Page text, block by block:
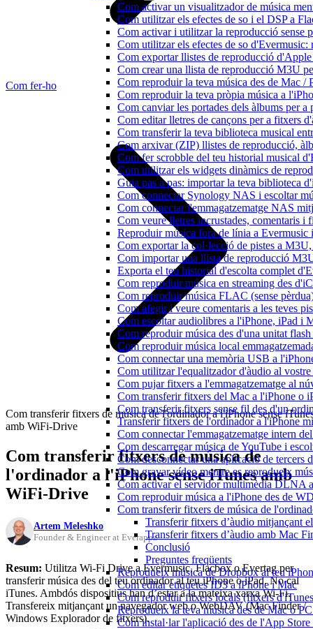
Com activar un visualitzador de música
Com utilitzar els efectes de so i el DSP a
Com activar i utilitzar la reproducció sense
Com utilitzar els efectes de so
Com exportar llistes de reproducció
Com crear una llista de reproducció M3U
Com reproduir la teva música des de
Com reproduir la teva pròpia música a
Com canviar les portades dels àlbums per
Com editar lletres de cançons per a fitxers
Com transferir la teva biblioteca musical
Com arxivar (ZIP) llistes de reproducció,
Com fer scrobble del teu historial musical
Com utilitzar els widgets dinàmics de
Guia pas a pas: importar la teva biblioteca
Com connectar Synology NAS i escoltar
Com connectar l'emmagatzematge NAS
Com veure lletres incrustades, comentaris
Reproduir música fora de línia a
Com exportar la col·lecció de pistes a
Com importar una llista de reproducció
Exporta el teu historial d'escolta complet
Com reproduir música en streaming des
Com reproduir música FLAC (sense
Com afegir i veure comentaris a les teves
Com escoltar audiolibres a l'iPhone, iPad i
Com reproduir música des d'una unitat
Com reproduir música local
Com connectar una memòria USB a
Com utilitzar l'equalitzador d'àudio al
Com pujar fitxers a l'emmagatzematge al
Com transferir fitxers del Mac a l'iPhone o
Com transferir fitxers sense fil des d'un
Transferir fitxers de l'ordinador a l'iPhone
Com connectar l'emmagatzematge intern
Com descarregar música de YouTube i
Com desconnectar una aplicació de tercers
Com gravar vídeo mentre es reprodueix
Com activar el servidor multimèdia DLNA
Com reproduir música a l'iPhone des de
Com transferir fitxers de música de
Transferir fitxers d’àudio mitjançant
Transferir fitxers d’àudio amb Mac
Conclusió
Preguntes freqüents
Reprodueix música de Dropbox al teu
Com editar etiquetes ID3 a iPhone i Mac
Com reproduir fitxers locals (fitxers
Reprodueix la teva música des de Mac o
Com instal·lar l'aplicació des de l'App
Com fer-ho
Com transferir fitxers de música de l'ordinador a l'iPhone sense
amb WiFi-Drive
Com transferir fitxers de música de
l'ordinador a l'iPhone sense iTunes amb
WiFi-Drive
Artem Meleshko
Founder & Engineer at Everappz
Resum: Utilitza Wi-Fi Drive a Evermusic, Flacbox o Evertag per
transferir música des del teu ordinador al teu iPhone o iPad. No cal
iTunes. Ambdós dispositius han d’estar a la mateixa xarxa Wi-Fi.
Transfereix mitjançant un navegador web o WebDAV (Mac Finder /
Windows Explorador de fitxers).